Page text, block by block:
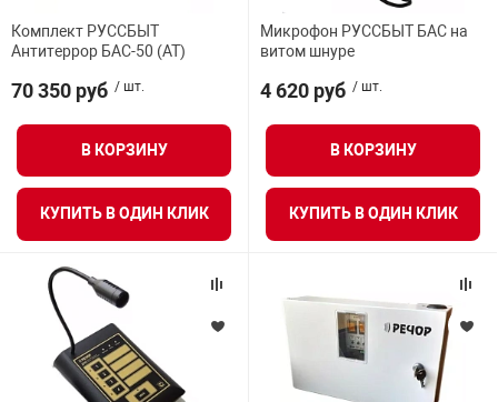
Комплект РУССБЫТ
Антитеррор БАС-50 (АТ)
70 350 руб / шт.
В КОРЗИНУ
КУПИТЬ В ОДИН КЛИК
Микрофон РУССБЫТ БАС на
витом шнуре
4 620 руб / шт.
В КОРЗИНУ
КУПИТЬ В ОДИН КЛИК